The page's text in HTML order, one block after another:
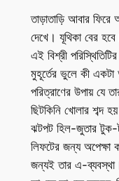
তাড়াতাড়ি আবার
দেখে। যূথিকা বের
এই বিশ্রী
মুহূর্তের ভুলে কী
পরিত্রাণের উপায় যে
ছিটকিনি খোলার শব্দ
ঝটপট হিল-জুতার টুক-
লিফটের জন্য অপেক্ষা
জন্যই তার এ-